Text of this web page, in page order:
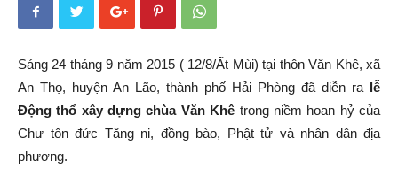
-
Sáng 24 tháng 9 năm 2015 ( 12/8/Ất Mùi) tại thôn Văn Khê, xã
An Thọ, huyện An Lão, thành phố Hải Phòng đã diễn ra lễ
Động thổ xây dựng chùa Văn Khê trong niềm hoan hỷ của
Chư tôn đức Tăng ni, đồng bào, Phật tử và nhân dân địa
phương.